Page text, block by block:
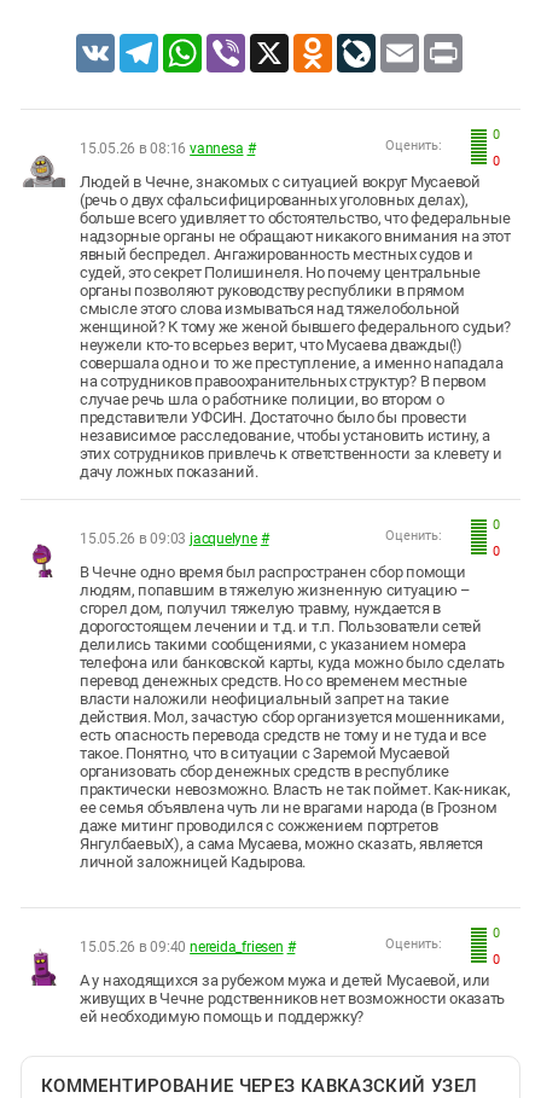
VK TelegramWhatsApp
Viber X Odnoklassniki
LiveJournal
Email Print
0
0
Оценить:
15.05.26 в 08:16 vannesa #
Людей в Чечне, знакомых с ситуацией вокруг Мусаевой
(речь о двух сфальсифицированных уголовных делах),
больше всего удивляет то обстоятельство, что федеральные
надзорные органы не обращают никакого внимания на этот
явный беспредел. Ангажированность местных судов и
судей, это секрет Полишинеля. Но почему центральные
органы позволяют руководству республики в прямом
смысле этого слова измываться над тяжелобольной
женщиной? К тому же женой бывшего федерального судьи?
неужели кто-то всерьез верит, что Мусаева дважды(!)
совершала одно и то же преступление, а именно нападала
на сотрудников правоохранительных структур? В первом
случае речь шла о работнике полиции, во втором о
представители УФСИН. Достаточно было бы провести
независимое расследование, чтобы установить истину, а
этих сотрудников привлечь к ответственности за клевету и
дачу ложных показаний.
0
0
Оценить:
15.05.26 в 09:03 jacquelyne #
В Чечне одно время был распространен сбор помощи
людям, попавшим в тяжелую жизненную ситуацию –
сгорел дом, получил тяжелую травму, нуждается в
дорогостоящем лечении и т.д. и т.п. Пользователи сетей
делились такими сообщениями, с указанием номера
телефона или банковской карты, куда можно было сделать
перевод денежных средств. Но со временем местные
власти наложили неофициальный запрет на такие
действия. Мол, зачастую сбор организуется мошенниками,
есть опасность перевода средств не тому и не туда и все
такое. Понятно, что в ситуации с Заремой Мусаевой
организовать сбор денежных средств в республике
практически невозможно. Власть не так поймет. Как-никак,
ее семья объявлена чуть ли не врагами народа (в Грозном
даже митинг проводился с сожжением портретов
ЯнгулбаевыХ), а сама Мусаева, можно сказать, является
личной заложницей Кадырова.
0
0
Оценить:
15.05.26 в 09:40 nereida_friesen #
А у находящихся за рубежом мужа и детей Мусаевой, или
живущих в Чечне родственников нет возможности оказать
ей необходимую помощь и поддержку?
КОММЕНТИРОВАНИЕ ЧЕРЕЗ КАВКАЗСКИЙ УЗЕЛ